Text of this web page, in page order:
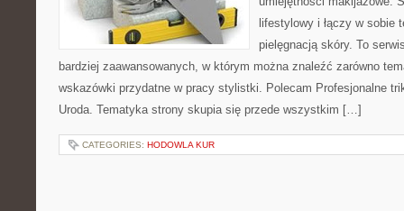
lifestylowy i łączy w sobie
pielęgnacją skóry. To
bardziej zaawansowanych, w którym można znaleźć zarówno
wskazówki przydatne w pracy stylistki. Polecam Profesjonalne
Uroda. Tematyka strony skupia się przede wszystkim […]
CATEGORIES: HODOWLA KUR